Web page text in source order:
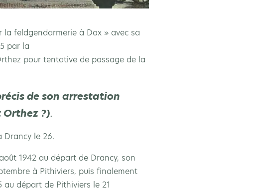
feldgendarmerie à Dax » avec sa
par la
pour tentative de passage de la
de son arrestation
?).
Drancy le 26.
1942 au départ de Drancy, son
à Pithiviers, puis finalement
départ de Pithiviers le 21